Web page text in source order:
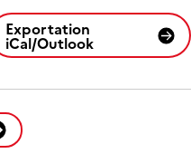
Exportation
iCal/Outlook